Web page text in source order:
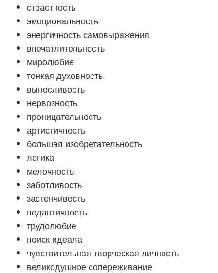
страстность
эмоциональность
энергичность самовыражения
впечатлительность
миролюбие
тонкая духовность
выносливость
нервозность
проницательность
артистичность
большая изобретательность
логика
мелочность
заботливость
застенчивость
педантичность
трудолюбие
поиск идеала
чувствительная творческая личность
великодушное сопереживание